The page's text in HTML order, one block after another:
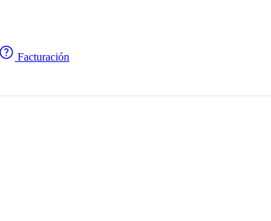
Facturación